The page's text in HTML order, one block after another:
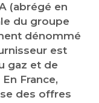
(abrégé en
du groupe
dénommé
est
gaz et de
France,
des offres